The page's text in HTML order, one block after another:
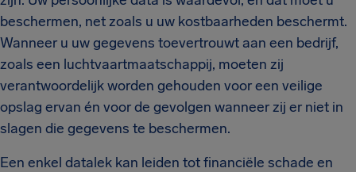
beschermen, net zoals u uw kostbaarheden beschermt.
Wanneer u uw gegevens toevertrouwt aan een bedrijf,
zoals een luchtvaartmaatschappij, moeten zij
verantwoordelijk worden gehouden voor een veilige
opslag ervan én voor de gevolgen wanneer zij er niet in
slagen die gegevens te beschermen.
Een enkel datalek kan leiden tot financiële schade en